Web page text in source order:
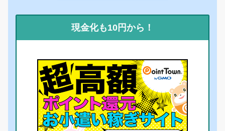
現金化も10円から！